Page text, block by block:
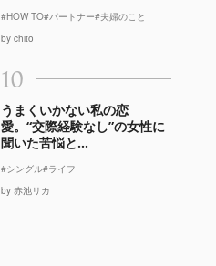
#HOW TO#パートナー#夫婦のこと
by chito
10
うまくいかない私の恋
愛。“交際経験なし”の女性に
聞いた苦悩と...
#シングル#ライフ
by 赤池リカ